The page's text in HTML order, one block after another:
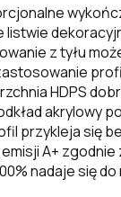
listwie
z tyłu
HDPS
przykleja się
emisji A+
nadaje się